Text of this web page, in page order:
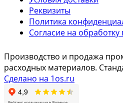
Реквизиты
Политика
Согласие на
Производство и продажа
расходных материалов.
Сделано на 1os.ru